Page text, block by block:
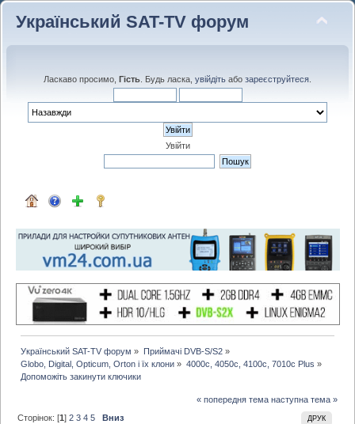
Український SAT-TV форум
Ласкаво просимо, Гість . Будь ласка, увійдіть або зареєструйтеся
Увійти
Український SAT-TV форум » Приймачі DVB-S/S2»
Globo, Digital, Opticum, Orton і їх клони » 4000с, 4050c, 4100c, 7010c Plus »
Допоможіть закинути ключики
« попередня тема наступна тема »
ДРУК
Сторінок: [1]2 3 4 5 Вниз